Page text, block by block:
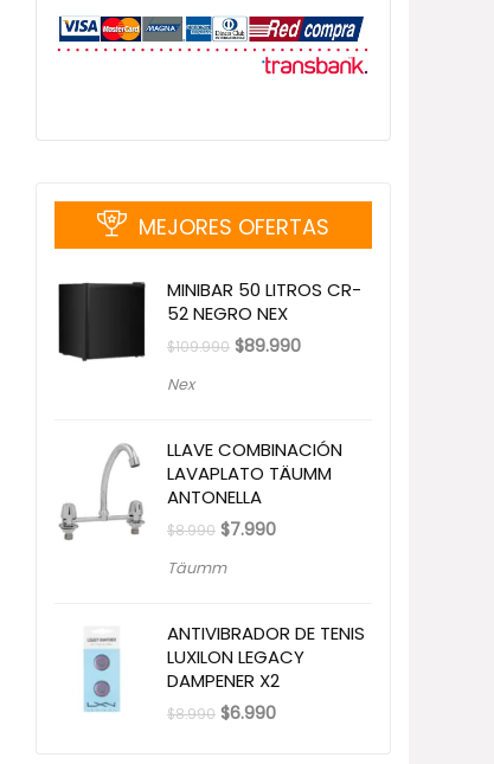
MEJORES OFERTAS
MINIBAR 50 LITROS CR-
52 NEGRO NEX
$109.990 El
$89.990El
Nex
LLAVE COMBINACIÓN
LAVAPLATO TÄUMM
ANTONELLA
$8.990 El
original
$7.990El
Täumm
ANTIVIBRADOR DE TENIS
LUXILON LEGACY
DAMPENER X2
$8.990 El
$6.990El